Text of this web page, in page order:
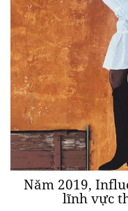
Năm 2019,
lĩnh vực